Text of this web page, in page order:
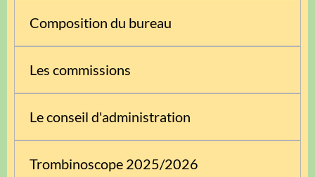
Composition du bureau
Les commissions
Le conseil d'administration
Trombinoscope 2025/2026